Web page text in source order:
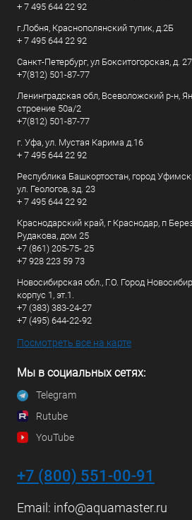
+ 7 495 644 22 92
г.Лобня, Краснополянский тупик, д.2Б
+ 7 495 644 22 92
Санкт-Петербург, ул Бокситогорская, д.
+7(812) 501-87-77
Ленинградская обл, Всеволожский р-н,
строение 50а/2
+7(812) 501-87-77
г. Уфа, ул. Мустая Карима д.16
+ 7 495 644 22 92
Республика Башкортостан, город
ул. Геологов, зд. 23
+ 7 495 644 22 92
Краснодарский край, г Краснодар, п
Рудакова, дом 25
+7 (861) 205-75- 25
+7 928 223 59 73
Новосибирская обл., Г.О. Город
корпус 1, эт.1.
+7 (383) 383-24-27
+7 (495) 644-22-92
Посмотреть все на карте
Мы в социальных сетях:
Telegram
Rutube
YouTube
+7 (800) 551-00-91
Email: info@aquamaster.ru